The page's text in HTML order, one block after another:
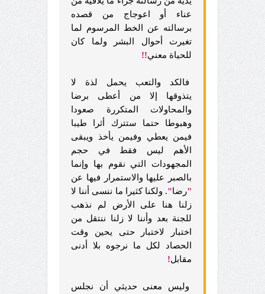
عناء أو اعوجاج من قصده
برسالته عن الخط المرسوم لما
تغيرت أحوال البشر ولما كان
للحياة معني!!
فالكد والتعب يحمل لذة لا
يتذوقها إلا من أعطى برضا
والمحاولات المتكررة صعودا
وهبوطا حتما ستترك أثرا طيبا
فيمن يعطي وفيمن يأخذ ويبقى
الأهم ليس فقط في حجم
المجهودات التي نقوم بها وإنما
بالصبر عليها والاستمرار فيها عن
"رضا". ولكنا كثيرا ما ننسى أننا لا
زلنا هنا على الأرض لم نذهب
للجنة بعد وأننا لا زلنا ننتقل من
اختبار لاختبار حتى يحين وقت
الحصاد لكل ما نرجوه بلا أدنى
مقابل!
وليس معنى حديثي أن نجلس